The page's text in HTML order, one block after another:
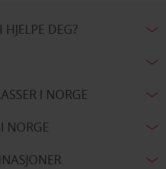
DEG?
I NORGE
NORGE